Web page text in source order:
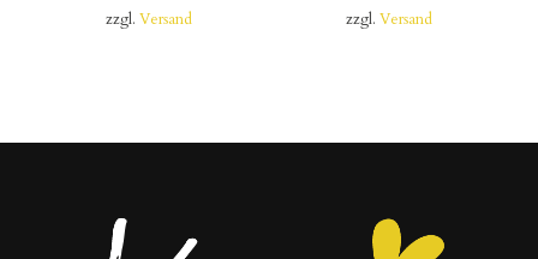
zzgl.Versand
zzgl. Versand